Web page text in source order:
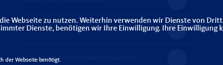
SU-Landesverband Oldenburg
SU-Landesverband Niedersachsen
Webseite zu nutzen. Weiterhin verwenden wir Dienste von
Dienste, benötigen wir Ihre Einwilligung. Ihre Einwilligung
der Webseite benötigt.